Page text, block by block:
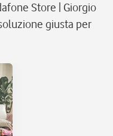
Store | Giorgio
giusta per